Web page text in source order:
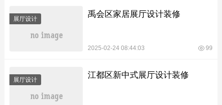
展厅设计 禹会区家居展厅设计装修
2025-02-24 08:44:03 99
展厅设计 江都区新中式展厅设计装修